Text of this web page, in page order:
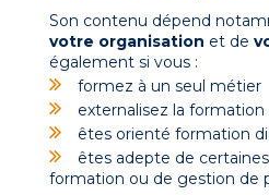
Son contenu dépend
votre organisation et de
également si vous :
formez à un seul métier
externalisez la formation
êtes orienté formation
êtes adepte de
formation ou de gestion de